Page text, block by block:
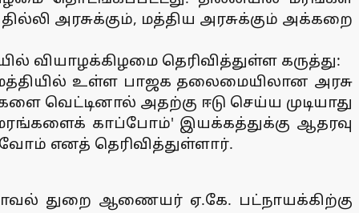
அரசுக்கும், மத்திய அரசுக்கும் அக்கறை
வியாழக்கிழமை தெரிவித்துள்ள கருத்து:
உள்ள பாஜக தலைமையிலான அரசு
வெட்டினால் அதற்கு ஈடு செய்ய முடியாது
காப்போம்' இயக்கத்துக்கு ஆதரவு
எனத் தெரிவித்துள்ளார்.
துறை ஆணையர் ஏ.கே. பட்நாயக்கிற்கு